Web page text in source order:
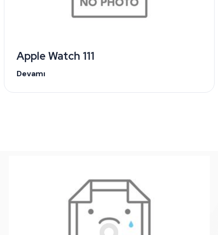
Apple Watch 111
Devamı